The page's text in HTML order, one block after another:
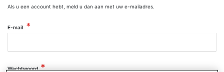
Als u een account hebt, meld u dan aan met uw e-mailadres.
E-mail
Wachtwoord